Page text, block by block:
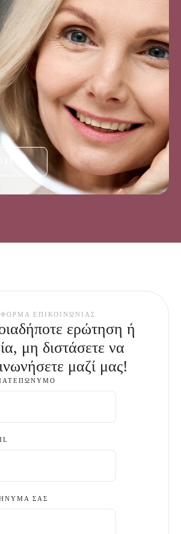
ΕΠΙΚΟΙΝΩΝΊΑΣ
ερώτηση ή
μη διστάσετε να
μαζί μας!
ΣΑΣ